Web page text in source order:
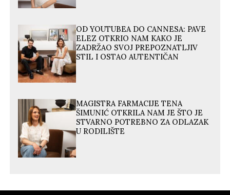
OD YOUTUBEA DO CANNESA: PAVE
ELEZ OTKRIO NAM KAKO JE
ZADRŽAO SVOJ PREPOZNATLJIV
STIL I OSTAO AUTENTIČAN
MAGISTRA FARMACIJE TENA
ŠIMUNIĆ OTKRILA NAM JE ŠTO JE
STVARNO POTREBNO ZA ODLAZAK
U RODILIŠTE